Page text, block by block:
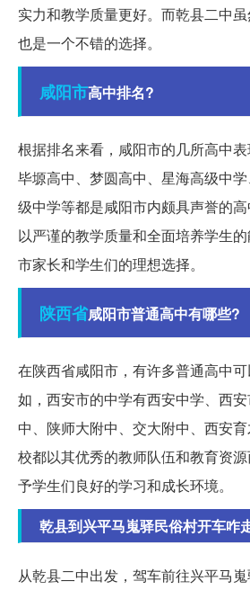
实力和教学质量更好。而乾县二中
也是一个不错的选择。
咸阳市高中排名?
根据排名来看，咸阳市的几所高中表
毕塬高中、梦圆高中、星海高级中
级中学等都是咸阳市内颇具声誉的
以严谨的教学质量和全面培养学生
市家长和学生们的理想选择。
陕西省咸阳市普通高中有哪些?
在陕西省咸阳市，有许多普通高中
如，西安市的中学有西安中学、西
中、陕师大附中、交大附中、西安
校都以其优秀的教师队伍和教育资
予学生们良好的学习和成长环境。
乾县到兴平马嵬驿民俗村开车咋
从乾县二中出发，驾车前往兴平马